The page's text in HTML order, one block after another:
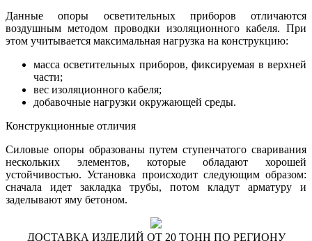
Данные опоры осветительных приборов отличаются
воздушным методом проводки изоляционного кабеля. При
этом учитывается максимальная нагрузка на конструкцию:
масса осветительных приборов, фиксируемая в верхней
части;
вес изоляционного кабеля;
добавочные нагрузки окружающей среды.
Конструкционные отличия
Силовые опоры образованы путем ступенчатого сваривания
нескольких элементов, которые обладают хорошей
устойчивостью. Установка происходит следующим образом:
сначала идет закладка трубы, потом кладут арматуру и
заделывают яму бетоном.
ДОСТАВКА ИЗДЕЛИЙ ОТ 20 ТОНН ПО РЕГИОНУ